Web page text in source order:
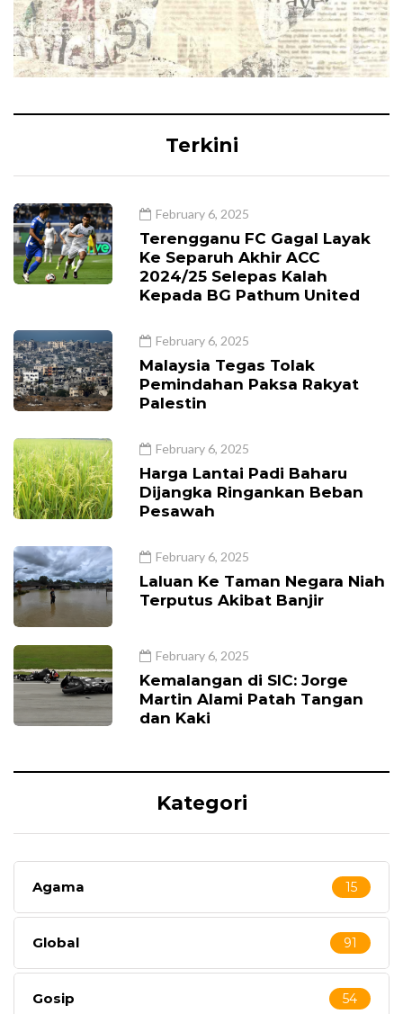
Terkini
February 6, 2025
Terengganu FC Gagal Layak
Ke Separuh Akhir ACC
2024/25 Selepas Kalah
Kepada BG Pathum United
February 6, 2025
Malaysia Tegas Tolak
Pemindahan Paksa Rakyat
Palestin
February 6, 2025
Harga Lantai Padi Baharu
Dijangka Ringankan Beban
Pesawah
February 6, 2025
Laluan Ke Taman Negara Niah
Terputus Akibat Banjir
February 6, 2025
Kemalangan di SIC: Jorge
Martin Alami Patah Tangan
dan Kaki
Kategori
Agama 15
Global 91
Gosip 54